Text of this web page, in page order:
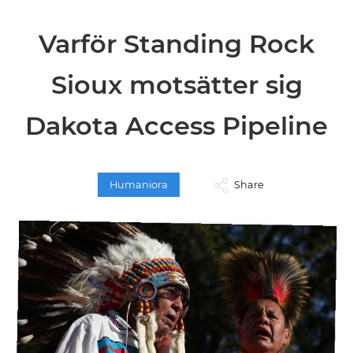
Varför Standing Rock
Sioux motsätter sig
Dakota Access Pipeline
Humaniora Share